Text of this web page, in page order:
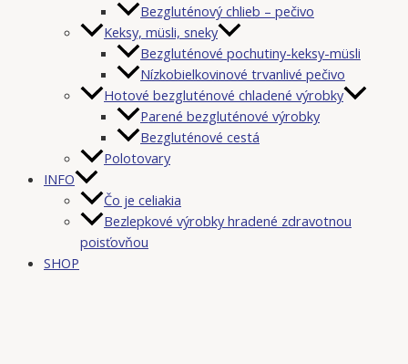
Bezgluténový chlieb – pečivo
Keksy, müsli, sneky
Bezgluténové pochutiny-keksy-müsli
Nízkobielkovinové trvanlivé pečivo
Hotové bezgluténové chladené výrobky
Parené bezgluténové výrobky
Bezgluténové cestá
Polotovary
INFO
Čo je celiakia
Bezlepkové výrobky hradené zdravotnou
poisťovňou
SHOP